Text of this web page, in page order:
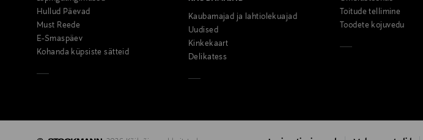
Hullud Päevad
Must Reede
E-Smaspäev
Kohanda küpsiste sätteid
Kaubamajad ja lahtiolekuajad
Uudised
Kinkekaart
Delikatess
Toitude tellimine
Toodete kojuvedu